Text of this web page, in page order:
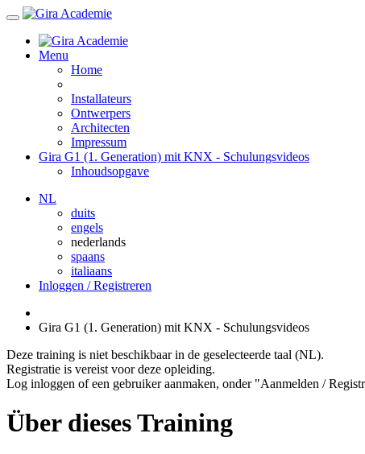
Menu
Home
Installateurs
Ontwerpers
Architecten
Impressum
Gira G1 (1. Generation) mit KNX - Schulungsvideos
Inhoudsopgave
NL
duits
engels
nederlands
spaans
italiaans
Inloggen / Registreren
Gira G1 (1. Generation) mit KNX - Schulungsvideos
Deze training is niet beschikbaar in de geselecteerde taal (NL).
Registratie is vereist voor deze opleiding.
Log inloggen of een gebruiker aanmaken, onder "Aanmelden /
Über dieses Training